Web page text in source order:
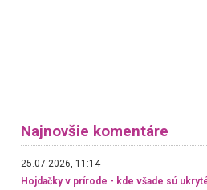
Najnovšie komentáre
25.07.2026, 11:14
Hojdačky v prírode - kde všade sú